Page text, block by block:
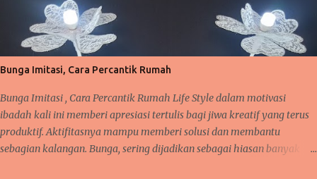
kata itu dipahami sebagai sebuah hukuman, siksaan di hari
kemudian. Manusia hidup di muka bumi tidak seorang diri
melainkan bersama makhluk ciptaan Allah lainnya seperti tumbuh-
tumbuhan dan hewan. Semua mempunyai peran dalam kehidupannya
masing-masing. Olehnya itu, semua makhluk dituntut untuk hidup
damai dan saling memberi manfaat. Manusia dan hewan bisa
mempunyai hubungan erat lay...
Bunga Imitasi, Cara Percantik Rumah
Bunga Imitasi , Cara Percantik Rumah Life Style dalam motivasi
ibadah kali ini memberi apresiasi tertulis bagi jiwa kreatif yang terus
produktif. Aktifitasnya mampu memberi solusi dan membantu
sebagian kalangan. Bunga, sering dijadikan sebagai hiasan banyak